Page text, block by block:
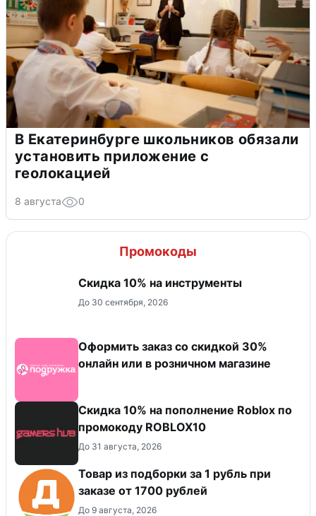
В Екатеринбурге школьников обязали
установить приложение с
геолокацией
8 августа 0
Промокоды
Скидка 10% на инструменты
До 30 сентября, 2026
Оформить заказ со скидкой 30%
онлайн или в розничном магазине
Скидка 10% на пополнение Roblox по
промокоду ROBLOX10
До 31 августа, 2026
Товар из подборки за 1 рубль при
заказе от 1700 рублей
До 9 августа, 2026